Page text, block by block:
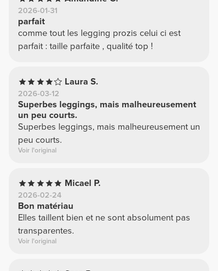
2026-01-31
parfait
comme tout les legging prozis celui ci est
parfait : taille parfaite , qualité top !
Laura S.
2026-03-12
Superbes leggings, mais malheureusement
un peu courts.
Superbes leggings, mais malheureusement un
peu courts.
Voir l'original
Micael P.
2026-02-24
Bon matériau
Elles taillent bien et ne sont absolument pas
transparentes.
Voir l'original